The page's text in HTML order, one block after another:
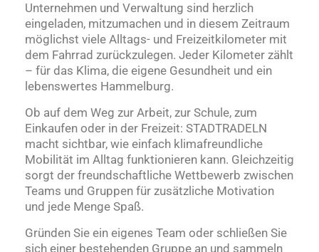
Unternehmen und Verwaltung sind herzlich
eingeladen, mitzumachen und in diesem Zeitraum
möglichst viele Alltags- und Freizeitkilometer mit
dem Fahrrad zurückzulegen. Jeder Kilometer zählt
– für das Klima, die eigene Gesundheit und ein
lebenswertes Hammelburg.
Ob auf dem Weg zur Arbeit, zur Schule, zum
Einkaufen oder in der Freizeit: STADTRADELN
macht sichtbar, wie einfach klimafreundliche
Mobilität im Alltag funktionieren kann. Gleichzeitig
sorgt der freundschaftliche Wettbewerb zwischen
Teams und Gruppen für zusätzliche Motivation
und jede Menge Spaß.
Gründen Sie ein eigenes Team oder schließen Sie
sich einer bestehenden Gruppe an und sammeln